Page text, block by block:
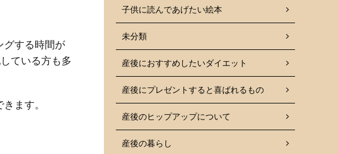
グする時間が
ている方も多
ます。
子供に読んであげたい絵本
未分類
産後におすすめしたいダイエット
産後にプレゼントすると喜ばれるもの
産後のヒップアップについて
産後の暮らし